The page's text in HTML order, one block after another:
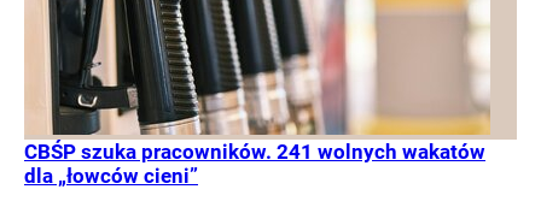
CBŚP szuka pracowników. 241 wolnych wakatów
dla „łowców cieni”